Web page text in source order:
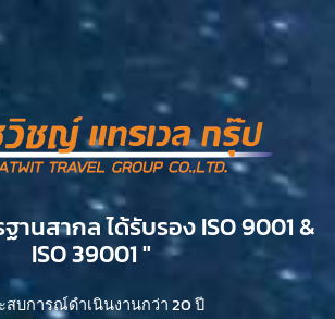
านสากล ได้รับรอง ISO 9001 &
ISO 39001 "​
สบการณ์ดำเนินงานกว่า 20 ปี